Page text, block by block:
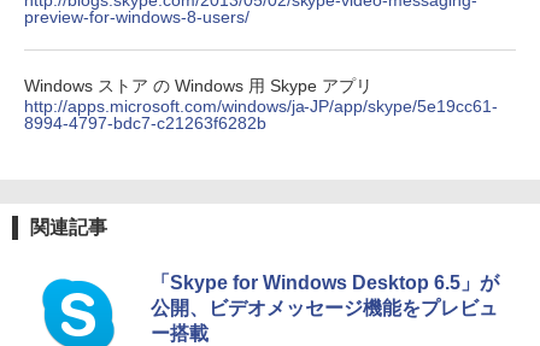
11インチカラーディスプレイ、64GBスト
レージ、ノート機能搭載、明るさ自動調
整、色調調節ライト、プレミアムペン付
き、グラファイト
preview-for-windows-8-users/
Windows ストア の Windows 用 Skype アプリ
http://apps.microsoft.com/windows/ja-JP/app/skype/5e19cc61-
8994-4797-bdc7-c21263f6282b
関連記事
「Skype for Windows Desktop 6.5」が
公開、ビデオメッセージ機能をプレビュ
ー搭載